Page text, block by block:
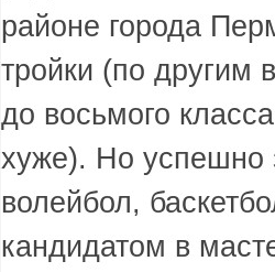
районе города
тройки (по другим
до восьмого
хуже). Но успешно
волейбол,
кандидатом в